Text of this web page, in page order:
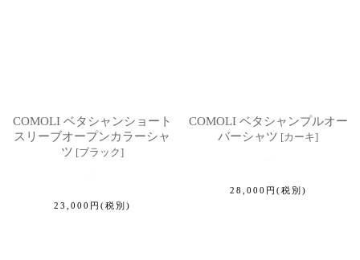
COMOLI ベタシャンショート
スリーブオープンカラーシャ
ツ [ブラック]
23,000 円 (税別)
COMOLI ベタシャンプルオー
バーシャツ [カーキ]
28,000 円 (税別)